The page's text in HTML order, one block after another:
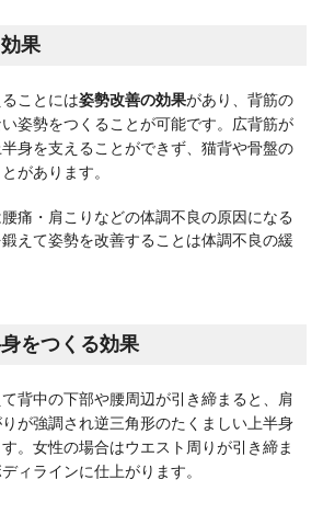
果
ことには姿勢改善の効果があり、背筋の
姿勢をつくることが可能です。広背筋が
身を支えることができず、猫背や骨盤の
があります。
痛・肩こりなどの体調不良の原因になる
えて姿勢を改善することは体調不良の緩
をつくる効果
背中の下部や腰周辺が引き締まると、肩
が強調され逆三角形のたくましい上半身
。女性の場合はウエスト周りが引き締ま
ィラインに仕上がります。